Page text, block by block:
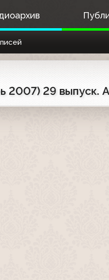
2007) 29 выпуск.